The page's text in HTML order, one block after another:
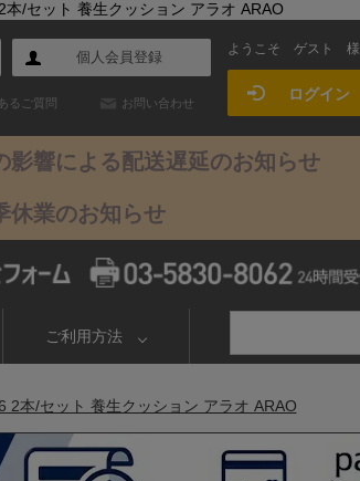
/セット 養生クッション アラオ ARAO
個人会員登録
るご質問 お問い合わせ
ようこそ ゲスト 様
ログイン
影響による配送遅延のお知らせ
休業のお知らせ
ご利用方法
2本/セット 養生クッション アラオ ARAO